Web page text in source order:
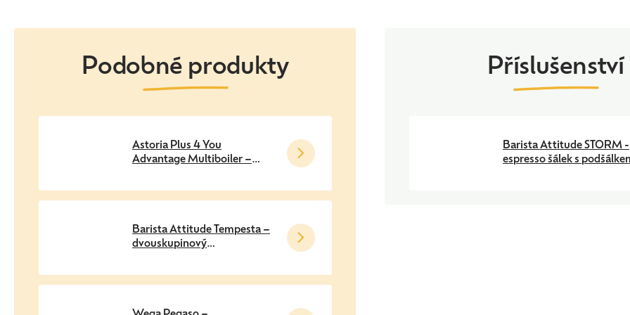
Barista Attitude STORM -
espresso šálek s
Astoria Plus 4 You
Advantage Multiboiler –
profesionální pákový
kávovar
Barista Attitude Tempesta –
dvouskupinový
kávovar